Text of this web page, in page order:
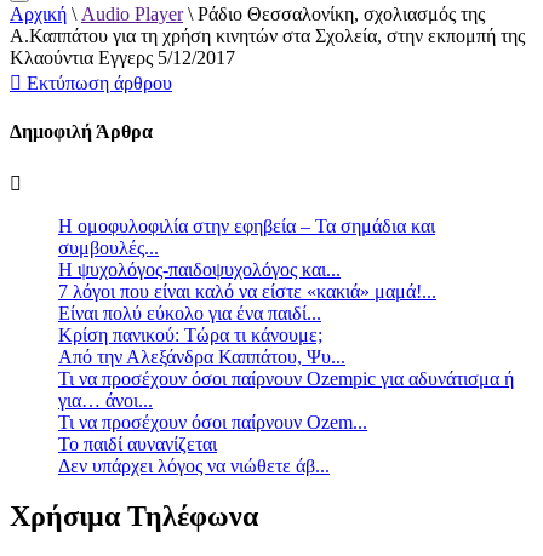
Αλεξάνδρα Καππάτου Ψυχολόγος –
Παιδοψυχολόγος
Αρχική \ Audio Player\ Ράδιο Θεσσαλονίκη, σχολιασμός της
Α.Καππάτου για τη χρήση κινητών στα Σχολεία, στην εκπομπή της
Κλαούντια Εγγερς 5/12/2017
Εκτύπωση άρθρου
Δημοφιλή Άρθρα
Η ομοφυλοφιλία στην εφηβεία – Τα σημάδια και
συμβουλές...
Η ψυχολόγος-παιδοψυχολόγος και...
7 λόγοι που είναι καλό να είστε «κακιά» μαμά!...
Είναι πολύ εύκολο για ένα παιδί...
Κρίση πανικού: Τώρα τι κάνουμε;
Από την Αλεξάνδρα Καππάτου, Ψυ...
Τι να προσέχουν όσοι παίρνουν Ozempic για αδυνάτισμα ή
για… άνοι...
Τι να προσέχουν όσοι παίρνουν Ozem...
Το παιδί αυνανίζεται
Δεν υπάρχει λόγος να νιώθετε άβ...
Χρήσιμα Τηλέφωνα